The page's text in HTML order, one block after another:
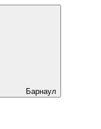
Барнаул